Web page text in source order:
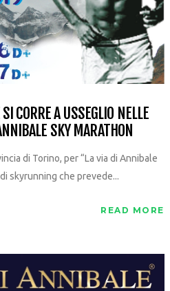
CORRE A USSEGLIO NELLE
SKY MARATHON
di Torino, per “La via di Annibale
skyrunning che prevede...
READ MORE